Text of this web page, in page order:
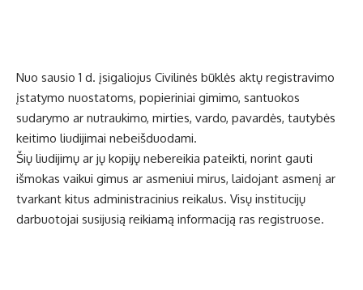
Nuo sausio 1 d. įsigaliojus Civilinės būklės aktų registravimo
įstatymo nuostatoms, popieriniai gimimo, santuokos
sudarymo ar nutraukimo, mirties, vardo, pavardės, tautybės
keitimo liudijimai nebeišduodami.
Šių liudijimų ar jų kopijų nebereikia pateikti, norint gauti
išmokas vaikui gimus ar asmeniui mirus, laidojant asmenį ar
tvarkant kitus administracinius reikalus. Visų institucijų
darbuotojai susijusią reikiamą informaciją ras registruose.